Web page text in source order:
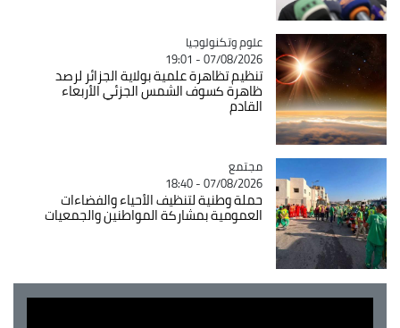
Catégorie
علوم وتكنولوجيا
07/08/2026 - 19:01
تنظيم تظاهرة علمية بولاية الجزائر لرصد
ظاهرة كسوف الشمس الجزئي الأربعاء
القادم
Catégorie
مجتمع
07/08/2026 - 18:40
حملة وطنية لتنظيف الأحياء والفضاءات
العمومية بمشاركة المواطنين والجمعيات